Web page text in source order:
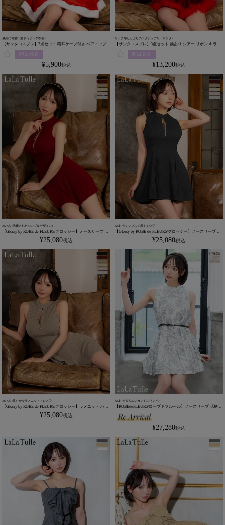
最高に可愛い愛されサンタ衣装♪
【サンタコスプレ】3点セット 猫耳ケープ付き ベアトップ
フレア アニマル サンタコスプレ （ワンピース+ねこみみケ
ープ+透明ストラップ）
即日発送
¥5,900税込
リッチ感たっぷりのラグジュアリーサンタ♪
【サンタコスプレ】3点セット 袖あり シアー リボン キラキ
ラ バストジップ 肩あき フレアスカート サンタコスプレ (ワ
ンピース+帽子＋リボンブローチ)
即日発送
¥13,200税込
XSあり!洗練されたシンプルデザイン♪
【Glossy by ROBE de FLEURS/グロッシー】ノースリーブ ジ
ップデザイン セクシー ラメニット ハイネック フレアミニド
¥25,080税込
XSあり!シンプルで着やすい♡
【Glossy by ROBE de FLEURS/グロッシー】ノースリーブ ラ
メニット ハイネック ジップデザイン セクシー フレアミニド
¥25,080税込
XSあり!柔らかなラメニットドレス♡
【Glossy by ROBE de FLEURS/グロッシー】ラメニット ハイ
ネック ノースリーブ ジップデザイン セクシー フレアミニド
¥25,080税込
XSあり!大人エレガントなワンピ♪
【ROBEdeFLEURS/ローブドフルール】ノースリーブ 花柄 プ
リーツウエストベルト フレアミニドレス (LF4613)
¥27,280税込